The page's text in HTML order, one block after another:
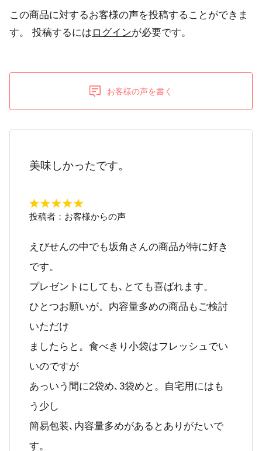
この商品に対するお客様の声を投稿することができま
す。
投稿するには ログインが必要です。
お客様の声を書く
美味しかったです。
投稿者： お客様からの声
えびせんの中でも坂角さんの商品が特に好き
です。
プレゼントにしても､とても喜ばれます。
ひとつお願いが。内容量多めの商品もご検討
いただけ
ましたらと。食べきり小袋はフレッシュでい
いのですが
あっいう間に2袋め､3袋めと。自宅用にはも
う少し
簡易包装､内容量多めがあるとありがたいで
す。